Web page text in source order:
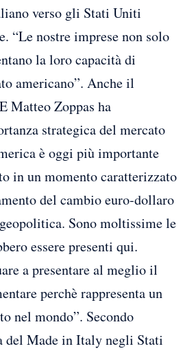
verso gli Stati Uniti
“Le nostre imprese non solo
la loro capacità di
americano”. Anche il
Matteo Zoppas ha
strategica del mercato
è oggi più importante
in un momento caratterizzato
del cambio euro-dollaro
Sono moltissime le
essere presenti qui.
a presentare al meglio il
perchè rappresenta un
nel mondo”. Secondo
del Made in Italy negli Stati